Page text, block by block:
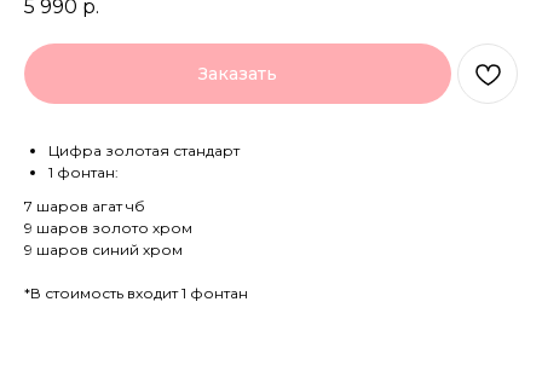
5 990 р.
Заказать
Цифра золотая стандарт
1 фонтан:
7 шаров агат чб
9 шаров золото хром
9 шаров синий хром
*В стоимость входит 1 фонтан